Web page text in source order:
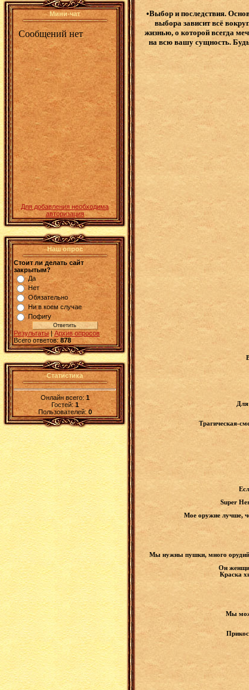
Мини-чат
Для добавления необходима
авторизация
Наш опрос
Стоит ли делать сайт
закрытым?
Да
Нет
Обязательно
Ни в коем случае
Пофигу
Результаты|Архив опросов
Всего ответов:878
Статистика
Онлайн всего:1
Гостей:1
Пользователей: 0
•Выбор и последствия.
выбора зависит всё
жизнью, о которой всегда
на всю вашу сущность. Будь
Трагическая-
Super
Мое оружие лучше,
Мы нужны пушки, много орудий
Он
Краска
Мы